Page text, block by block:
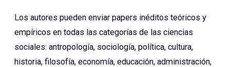
Los autores pueden enviar papers inéditos teóricos y
empíricos en todas las categorías de las ciencias
sociales: antropología, sociología, política, cultura,
historia, filosofía, economía, educación, administración,